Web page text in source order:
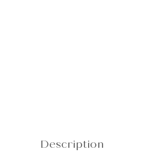
Description